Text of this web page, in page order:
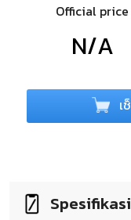
Official price
N/A
เ
Spesifikasi